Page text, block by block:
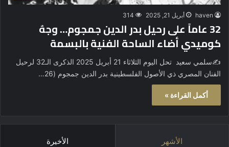
haven أبريل 21, 2025 314
32 عاماً على رحيل بدر الدين جمجوم… وجهٌ
كوميدي أضاء الساحة الفنية بالبسمة
✍️سلمي سعيد تحل اليوم الثلاثاء 21 أبريل 2025 الذكرى الـ32 لرحيل
الفنان المصري ذي الأصول الفلسطينية بدر الدين جمجوم (26…
أكمل القراءة »
الأشهر الأخيرة